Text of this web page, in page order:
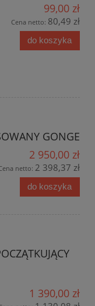
99,00 zł
Cena netto: 80,49 zł
do koszyka
GONGE
2 950,00 zł
netto: 2 398,37 zł
do koszyka
1 390,00 zł